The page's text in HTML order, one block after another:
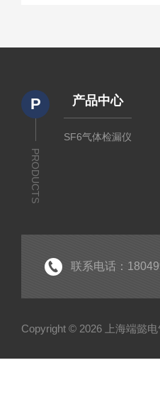
P
PRODUCTS
产品中心
SF6气体检漏仪
联系电话：
Copyright © 2026 上海端懿